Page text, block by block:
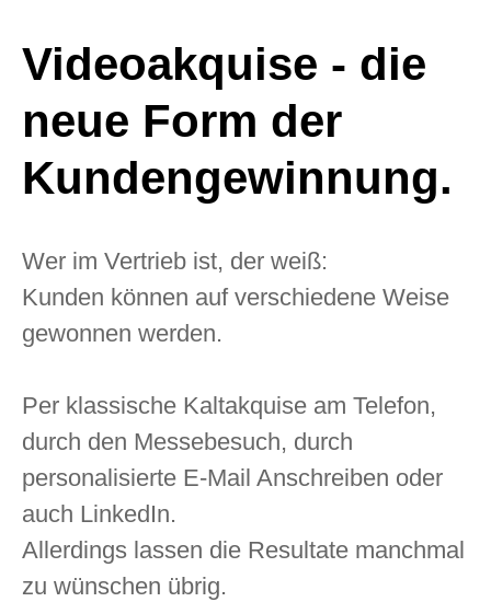
Videoakquise - die
neue Form der
Kundengewinnung.
Wer im Vertrieb ist, der weiß:
Kunden können auf verschiedene Weise
gewonnen werden.
Per klassische Kaltakquise am Telefon,
durch den Messebesuch, durch
personalisierte E-Mail Anschreiben oder
auch LinkedIn.
Allerdings lassen die Resultate manchmal
zu wünschen übrig.